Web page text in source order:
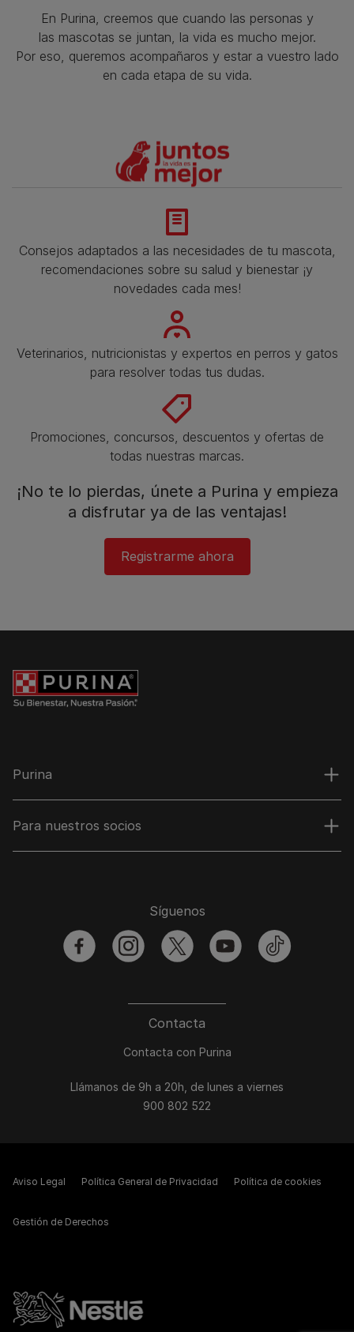
En Purina, creemos que cuando las personas y
las mascotas se juntan, la vida es mucho mejor.
Por eso, queremos acompañaros y estar a vuestro lado
en cada etapa de su vida.​
Consejos adaptados a las necesidades de tu mascota,
recomendaciones sobre su salud y bienestar ¡y
novedades cada mes!
Veterinarios, nutricionistas y expertos en perros y gatos
para resolver todas tus dudas.​
Promociones, concursos, descuentos y ofertas de
todas nuestras marcas.​
¡No te lo pierdas, únete a Purina y empieza
a disfrutar ya de las ventajas!​
Registrarme ahora​
Purina
Para nuestros socios
Contacta
Contacta con Purina
Llámanos de 9h a 20h, de lunes a viernes
900 802 522
Síguenos
facebookinstagramtwitter youtubetiktok
Aviso Legal Política General de Privacidad Política de cookies
Gestión de Derechos